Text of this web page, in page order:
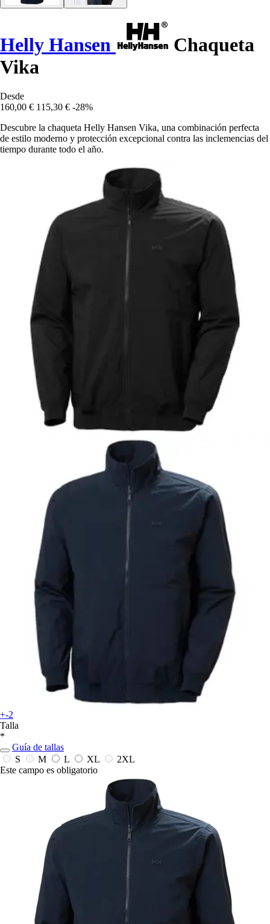
Helly Hansen
Chaqueta
Vika
Desde
160,00 € 115,30 € -28%
Descubre la chaqueta Helly Hansen Vika, una combinación perfecta
de estilo moderno y protección excepcional contra las inclemencias del
tiempo durante todo el año.
+-2
Talla
*
Guía de tallas
S
M L XL
2XL
Este campo es obligatorio